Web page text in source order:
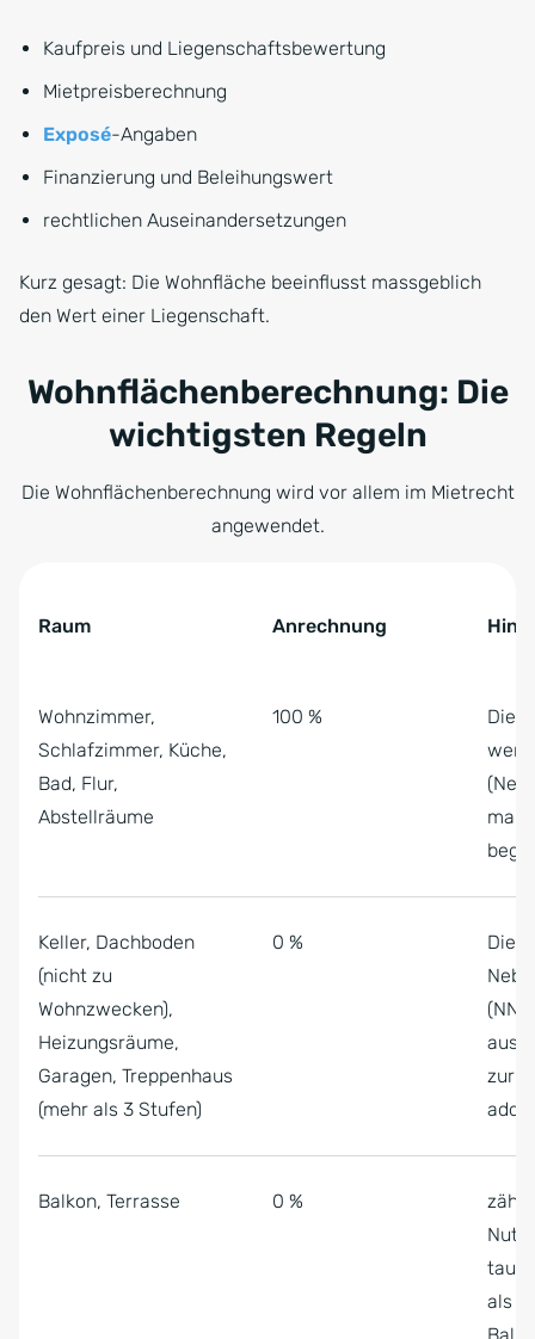
Kaufpreis und Liegenschaftsbewertung
Mietpreisberechnung
Exposé-Angaben
Finanzierung und Beleihungswert
rechtlichen Auseinandersetzungen
Kurz gesagt: Die Wohnfläche beeinflusst massgeblich
den Wert einer Liegenschaft.
Wohnflächenberechnung: Die
wichtigsten Regeln
Die Wohnflächenberechnung wird vor allem im Mietrecht
angewendet.
Raum Anrechnung
Wohnzimmer,
Schlafzimmer, Küche,
Bad, Flur,
Abstellräume
100 %
Die
man
Keller, Dachboden
(nicht zu
Wohnzwecken),
Heizungsräume,
Garagen, Treppenhaus
(mehr als 3 Stufen)
0 %
zur
Balkon, Terrasse 0 %
als